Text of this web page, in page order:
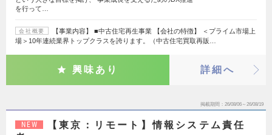
を行って…
会社概要
【事業内容】 ■中古住宅再生事業 【会社の特徴】 ＜プライム市場上
場＞10年連続業界トップクラスを誇ります。（中古住宅買取再販…
興味あり 詳細へ
掲載期間 26/08/06～26/08/19
NEW
【東京：リモート】情報システム責任